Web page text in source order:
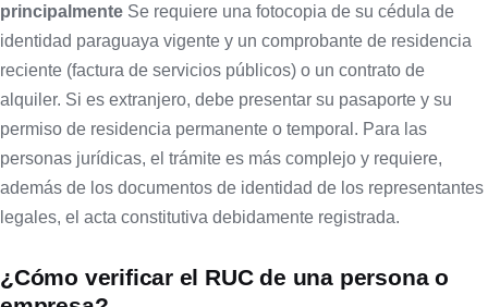
principalmente Se requiere una fotocopia de su cédula de
identidad paraguaya vigente y un comprobante de residencia
reciente (factura de servicios públicos) o un contrato de
alquiler. Si es extranjero, debe presentar su pasaporte y su
permiso de residencia permanente o temporal. Para las
personas jurídicas, el trámite es más complejo y requiere,
además de los documentos de identidad de los representantes
legales, el acta constitutiva debidamente registrada.
¿Cómo verificar el RUC de una persona o